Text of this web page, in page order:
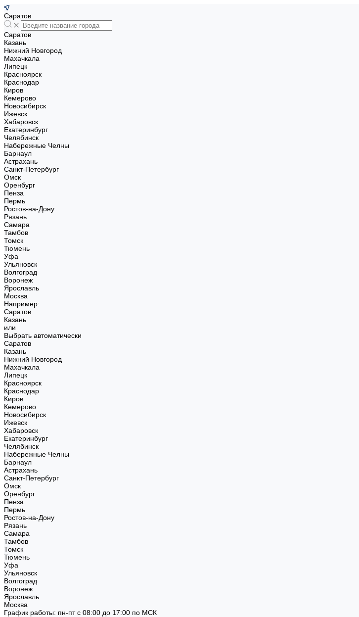
Саратов
Саратов
Казань
Нижний Новгород
Махачкала
Липецк
Красноярск
Краснодар
Киров
Кемерово
Новосибирск
Ижевск
Хабаровск
Екатеринбург
Челябинск
Набережные Челны
Барнаул
Астрахань
Санкт-Петербург
Омск
Оренбург
Пенза
Пермь
Ростов-на-Дону
Рязань
Самара
Тамбов
Томск
Тюмень
Уфа
Ульяновск
Волгоград
Воронеж
Ярославль
Москва
Например:
Саратов
Казань
или
Выбрать автоматически
Саратов
Казань
Нижний Новгород
Махачкала
Липецк
Красноярск
Краснодар
Киров
Кемерово
Новосибирск
Ижевск
Хабаровск
Екатеринбург
Челябинск
Набережные Челны
Барнаул
Астрахань
Санкт-Петербург
Омск
Оренбург
Пенза
Пермь
Ростов-на-Дону
Рязань
Самара
Тамбов
Томск
Тюмень
Уфа
Ульяновск
Волгоград
Воронеж
Ярославль
Москва
График работы: пн-пт с 08:00 до 17:00 по МСК